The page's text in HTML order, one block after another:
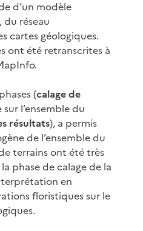
d’un modèle
réseau
cartes géologiques.
ont été retranscrites à
(calage de
sur l’ensemble du
résultats), a permis
de l’ensemble du
terrains ont été très
phase de calage de la
en
floristiques sur le